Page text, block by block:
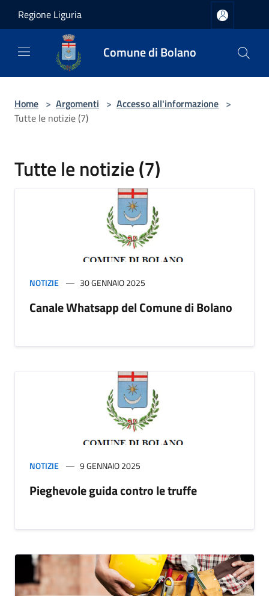
Regione Liguria
Comune di Bolano
Home > Argomenti > Accesso all'informazione >
Tutte le notizie (7)
Tutte le notizie (7)
NOTIZIE 30 GENNAIO 2025
Canale Whatsapp del Comune di Bolano
NOTIZIE 9 GENNAIO 2025
Pieghevole guida contro le truffe